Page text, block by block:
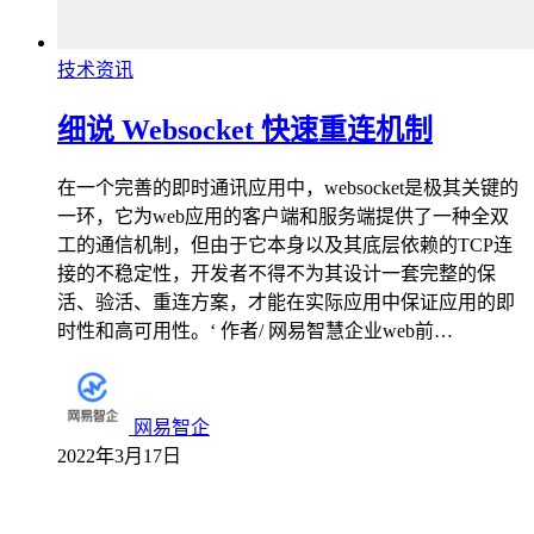
技术资讯
细说 Websocket 快速重连机制
在一个完善的即时通讯应用中，websocket是极其关键的
一环，它为web应用的客户端和服务端提供了一种全双
工的通信机制，但由于它本身以及其底层依赖的TCP连
接的不稳定性，开发者不得不为其设计一套完整的保
活、验活、重连方案，才能在实际应用中保证应用的即
时性和高可用性。‘ 作者/ 网易智慧企业web前…
网易智企
2022年3月17日